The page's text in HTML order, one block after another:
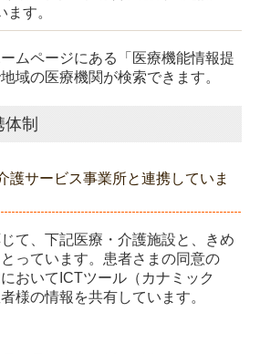
す。
ムページにある「医療機能情報提
域の医療機関が検索できます。
制
護サービス事業所と連携していま
て、下記医療・介護施設と、きめ
っています。患者さまの同意の
おいてICTツール（カナミック
様の情報を共有しています。